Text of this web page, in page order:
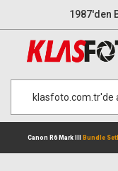
1987'den